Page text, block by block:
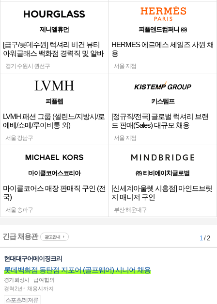
제니엘휴먼
[급구/롯데수원] 럭셔리 비건 뷰티
아워글래스 백화점 경력직 및 알바
채용
경기 수원시 권선구
피플앤드컴퍼니 ㈜
HERMES 에르메스 세일즈 사원 채
용
서울 지점
피플렙
LVMH 패션 그룹 (셀린느/지방시/로
에베/쇼메/루이비통 외)
서울 강남구
키스템프
[정규직/전국] 글로벌 럭셔리 브랜
드 판매(Sales) 대규모 채용
서울 지점
마이클코어스코리아
마이클코어스 매장 판매직 구인 (전
국)
서울 송파구
㈜ 티비에이치글로벌
[신세계아울렛 시흥점] 마인드브릿
지 매니저 구인
부산 해운대구
긴급 채용관 광고안내 1/ 2
현대대구어메이징크리
롯데백화점 동탄점 지포어 (골프웨어) 시니어 채용
경기 화성시
급여협의
경력2년↑ 채용시까지
스포츠/레져류